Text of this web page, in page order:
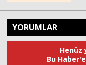
YORUMLAR
Henüz
Bu